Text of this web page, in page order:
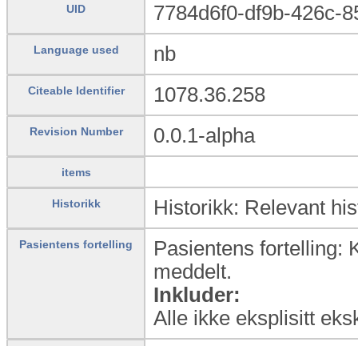
UID 7784d6f0-df9b-426c-
Language used nb
Citeable Identifier 1078.36.258
Revision Number 0.0.1-alpha
items
Historikk Historikk: Relevant
Pasientens fortelling
Pasientens fortelling:
meddelt.
Inkluder:
Alle ikke eksplisitt